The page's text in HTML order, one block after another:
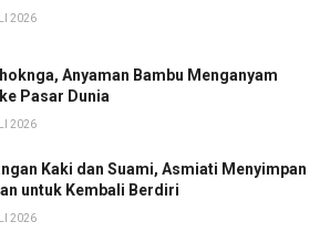
2026
Anyaman Bambu Menganyam
Pasar Dunia
2026
Kaki dan Suami, Asmiati Menyimpan
untuk Kembali Berdiri
2026